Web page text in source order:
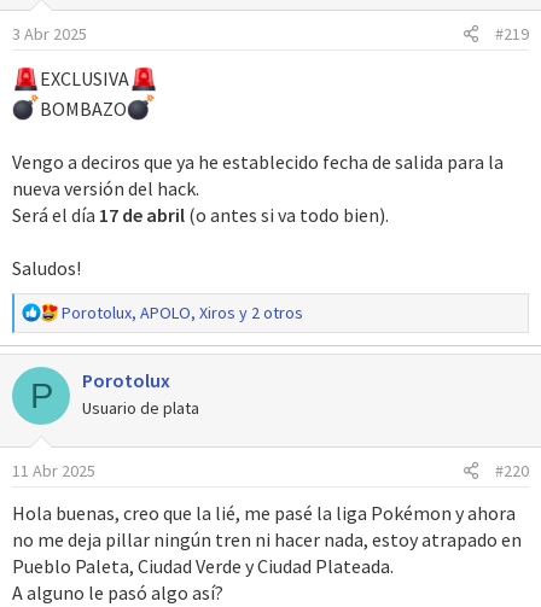
o
n
s
:
3 Abr 2025 #219
EXCLUSIVA
BOMBAZO
Vengo a deciros que ya he establecido fecha de salida para la
nueva versión del hack.
Será el día 17 de abril (o antes si va todo bien).
Saludos!
R
e
a
c
c
o
n
s
:
Porotolux, APOLO, Xiros y 2 otros
P Porotolux
Usuario de plata
11 Abr 2025 #220
Hola buenas, creo que la lié, me pasé la liga Pokémon y ahora
no me deja pillar ningún tren ni hacer nada, estoy atrapado en
Pueblo Paleta, Ciudad Verde y Ciudad Plateada.
A alguno le pasó algo así?